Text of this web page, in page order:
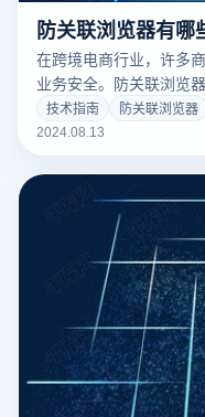
防关联浏览器有哪
在跨境电商行业，许多
业务安全。防关联浏览
电脑上管理多个账户而
关联工具，防关联浏览
技术指南
防关联浏览器
2024.08.13